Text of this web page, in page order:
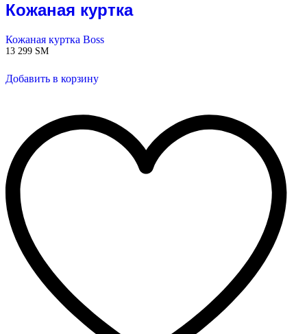
Кожаная куртка
Кожаная куртка Boss
13 299 ЅМ
Добавить в корзину